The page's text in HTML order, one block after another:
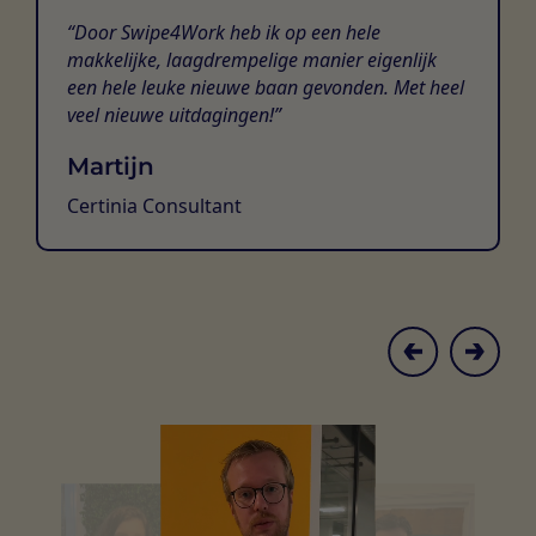
Door Swipe4Work heb ik op een hele
makkelijke, laagdrempelige manier eigenlijk
een hele leuke nieuwe baan gevonden. Met heel
veel nieuwe uitdagingen!
Martijn
Certinia Consultant